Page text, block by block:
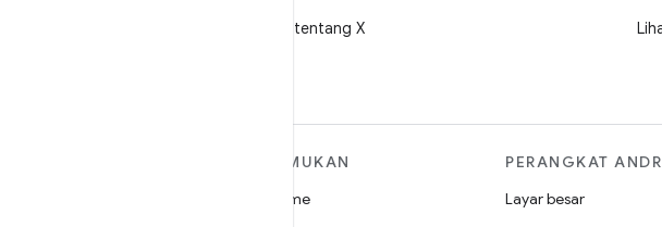
Ikuti @AndroidDev tentang X
TEMUKAN
Game
PERANGKAT
Layar besar